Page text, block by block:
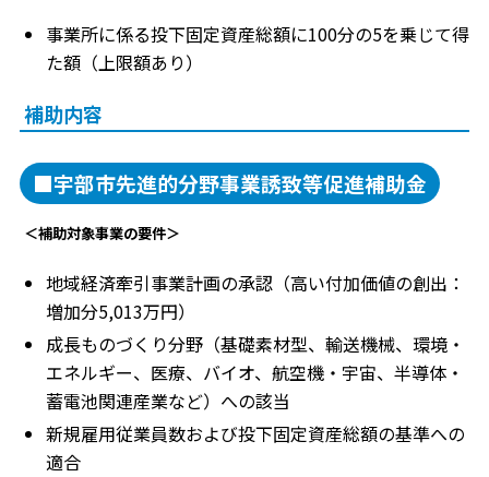
事業所に係る投下固定資産総額に100分の5を乗じて得
た額（上限額あり）
補助内容
■宇部市先進的分野事業誘致等促進補助金
＜補助対象事業の要件＞
地域経済牽引事業計画の承認（高い付加価値の創出：
増加分5,013万円）
成長ものづくり分野（基礎素材型、輸送機械、環境・
エネルギー、医療、バイオ、航空機・宇宙、半導体・
蓄電池関連産業など）への該当
新規雇用従業員数および投下固定資産総額の基準への
適合